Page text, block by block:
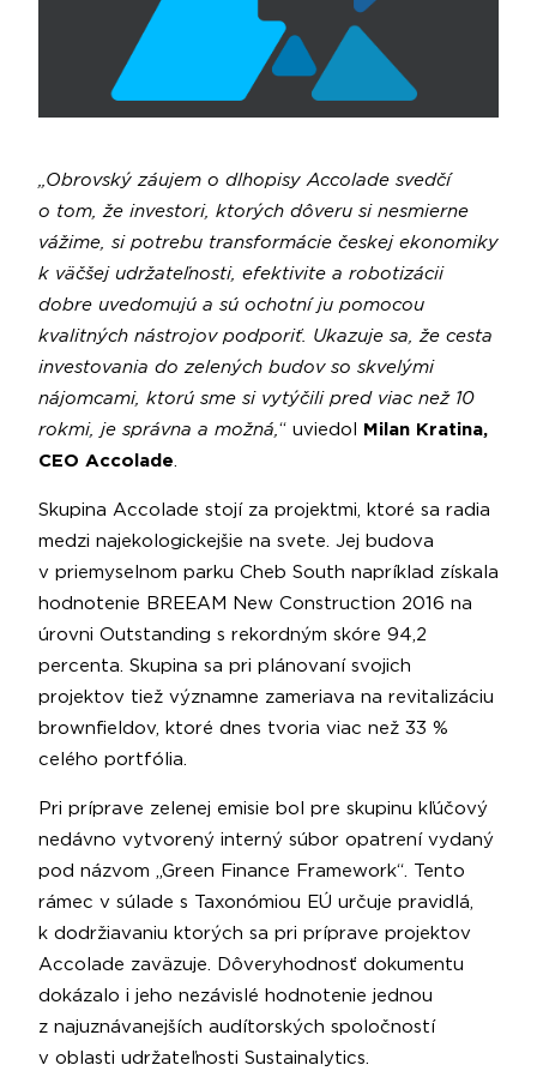
„Obrovský záujem o dlhopisy Accolade svedčí
o tom, že investori, ktorých dôveru si nesmierne
vážime, si potrebu transformácie českej ekonomiky
k väčšej udržateľnosti, efektivite a robotizácii
dobre uvedomujú a sú ochotní ju pomocou
kvalitných nástrojov podporiť. Ukazuje sa, že cesta
investovania do zelených budov so skvelými
nájomcami, ktorú sme si vytýčili pred viac než 10
rokmi, je správna a možná, “ uviedol
Milan Kratina,
CEO Accolade
Skupina Accolade stojí za projektmi, ktoré sa radia
medzi najekologickejšie na svete. Jej budova
v priemyselnom parku Cheb South napríklad získala
hodnotenie BREEAM New Construction 2016 na
úrovni Outstanding s rekordným skóre 94,2
percenta. Skupina sa pri plánovaní svojich
projektov tiež významne zameriava na revitalizáciu
brownfieldov, ktoré dnes tvoria viac než 33 %
celého portfólia.
Pri príprave zelenej emisie bol pre skupinu kľúčový
nedávno vytvorený interný súbor opatrení vydaný
pod názvom „Green Finance Framework“. Tento
rámec v súlade s Taxonómiou EÚ určuje pravidlá,
k dodržiavaniu ktorých sa pri príprave projektov
Accolade zaväzuje. Dôveryhodnosť dokumentu
dokázalo i jeho nezávislé hodnotenie jednou
z najuznávanejších audítorských spoločností
v oblasti udržateľnosti Sustainalytics.